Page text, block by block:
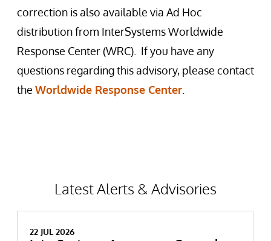
correction is also available via Ad Hoc
distribution from InterSystems Worldwide
Response Center (WRC). If you have any
questions regarding this advisory, please contact
the Worldwide Response Center
Latest Alerts & Advisories
22 JUL 2026